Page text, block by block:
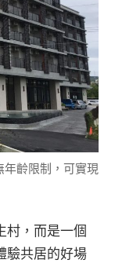
齡限制，可實現
村，而是一個
驗共居的好場